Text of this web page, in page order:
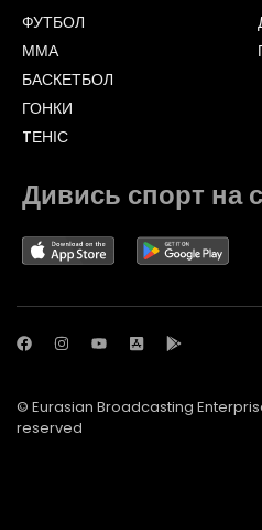
ФУТБОЛ
ММА
БАСКЕТБОЛ
ГОНКИ
TЕНІС
Дивись спорт на
© Eurasian Broadcasting
reserved